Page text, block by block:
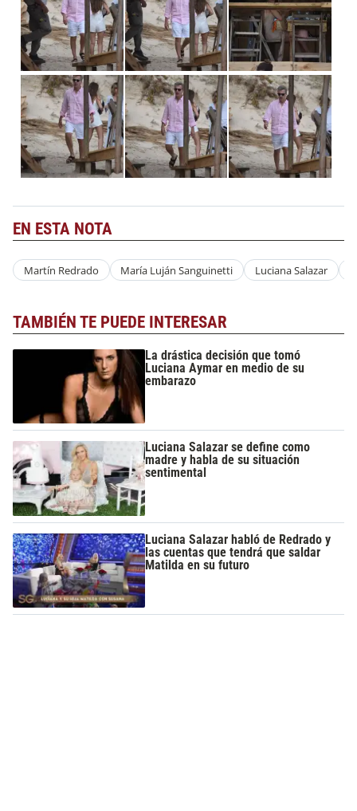
EN ESTA NOTA
Martín Redrado María Luján Sanguinetti Luciana Salazar
TAMBIÉN TE PUEDE INTERESAR
La drástica decisión que tomó
Luciana Aymar en medio de su
embarazo
Luciana Salazar se define como
madre y habla de su situación
sentimental
Luciana Salazar habló de Redrado y
las cuentas que tendrá que saldar
Matilda en su futuro